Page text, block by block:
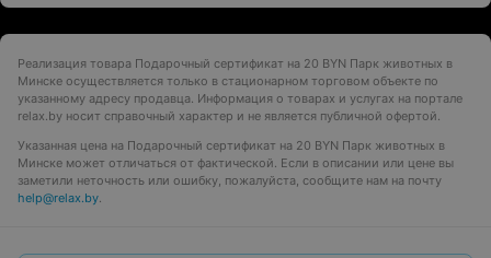
Реализация товара Подарочный сертификат на 20 BYN Парк животных в
Минске осуществляется только в стационарном торговом объекте по
указанному адресу продавца. Информация о товарах и услугах на портале
relax.by носит справочный характер и не является публичной офертой.
Указанная цена на Подарочный сертификат на 20 BYN Парк животных в
Минске может отличаться от фактической. Если в описании или цене вы
заметили неточность или ошибку, пожалуйста, сообщите нам на почту
help@relax.by.